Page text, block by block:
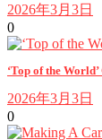
2026年3月3日
0
‘Top of the
2026年3月3日
0